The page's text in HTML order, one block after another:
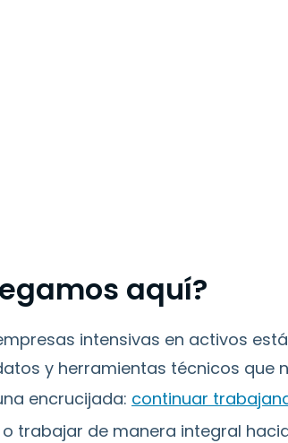
aquí?
intensivas en activos
y herramientas técnicos que
encrucijada: continuar
o trabajar de manera integral